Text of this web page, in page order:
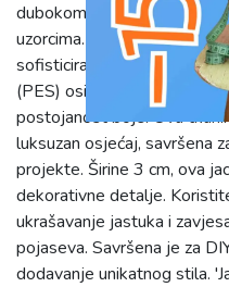
dubokom petrolej zelenom
uzorcima. Tkana tehnikom
sofisticiran vizualni dojam.
(PES) osigurava iznimnu
postojanost boje. Ova
luksuzan osjećaj, savršena
projekte. Širine 3 cm, ova
dekorativne detalje.
ukrašavanje jastuka i
pojaseva. Savršena je za
dodavanje unikatnog stila.